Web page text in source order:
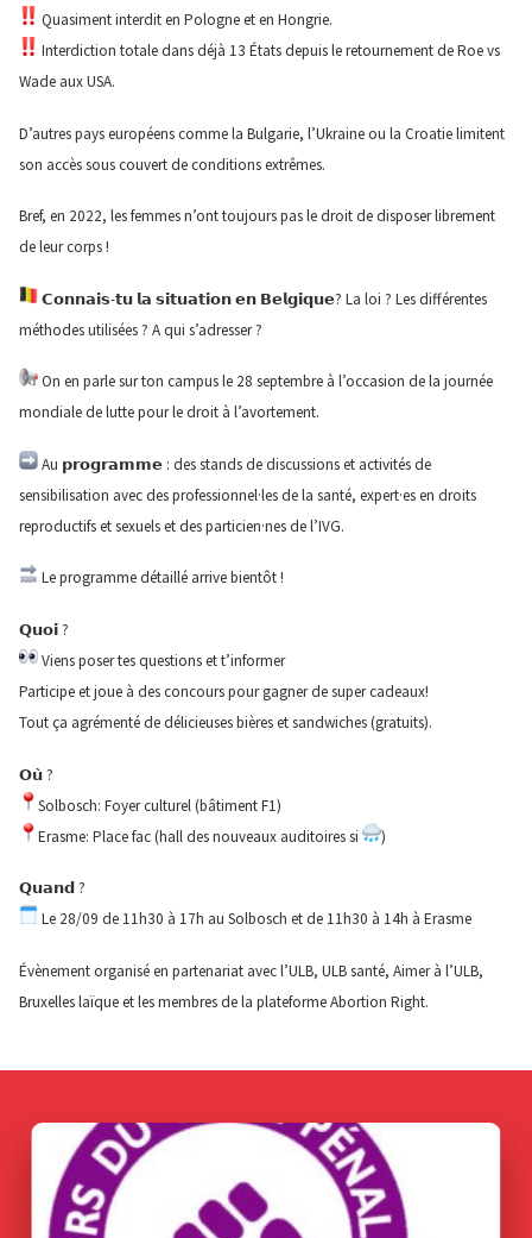
Quasiment interdit en Pologne et en Hongrie.
Interdiction totale dans déjà 13 États depuis le retournement de Roe vs
Wade aux USA.
D’autres pays européens comme la Bulgarie, l’Ukraine ou la Croatie limitent
son accès sous couvert de conditions extrêmes.
Bref, en 2022, les femmes n’ont toujours pas le droit de disposer librement
de leur corps !
𝗖𝗼𝗻𝗻𝗮𝗶𝘀-𝘁𝘂 𝗹𝗮 𝘀𝗶𝘁𝘂𝗮𝘁𝗶𝗼𝗻 𝗲𝗻 𝗕𝗲𝗹𝗴𝗶𝗾𝘂𝗲? La loi ? Les différentes
méthodes utilisées ? A qui s’adresser ?
On en parle sur ton campus le 28 septembre à l’occasion de la journée
mondiale de lutte pour le droit à l’avortement.
Au 𝗽𝗿𝗼𝗴𝗿𝗮𝗺𝗺𝗲 : des stands de discussions et activités de
sensibilisation avec des professionnel·les de la santé, expert·es en droits
reproductifs et sexuels et des particien·nes de l’IVG.
Le programme détaillé arrive bientôt !
𝗤𝘂𝗼𝗶 ?
Viens poser tes questions et t’informer
Participe et joue à des concours pour gagner de super cadeaux!
Tout ça agrémenté de délicieuses bières et sandwiches (gratuits).
𝗢𝘂̀ ?
Solbosch: Foyer culturel (bâtiment F1)
Erasme: Place fac (hall des nouveaux auditoires si
)
𝗤𝘂𝗮𝗻𝗱 ?
Le 28/09 de 11h30 à 17h au Solbosch et de 11h30 à 14h à Erasme
Évènement organisé en partenariat avec l’ULB, ULB santé, Aimer à l’ULB,
Bruxelles laïque et les membres de la plateforme Abortion Right.